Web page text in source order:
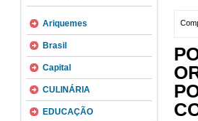
Ariquemes
Brasil
Capital
CULINÁRIA
EDUCAÇÃO